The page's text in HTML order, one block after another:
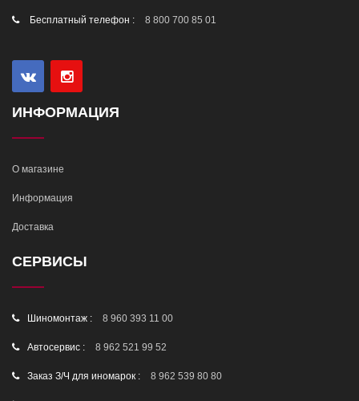
Бесплатный телефон : 8 800 700 85 01
ИНФОРМАЦИЯ
О магазине
Информация
Доставка
СЕРВИСЫ
Шиномонтаж : 8 960 393 11 00
Автосервис : 8 962 521 99 52
Заказ З/Ч для иномарок : 8 962 539 80 80